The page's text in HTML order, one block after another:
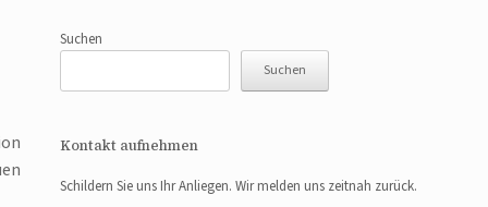
Suchen
Suchen
Kontakt aufnehmen
Schildern Sie uns Ihr Anliegen. Wir melden uns zeitnah zurück.